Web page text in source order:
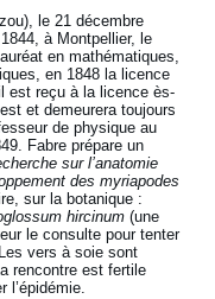
le 21 décembre
à Montpellier, le
en mathématiques,
en 1848 la licence
est reçu à la licence ès-
et demeurera toujours
de physique au
Fabre prépare un
sur l’anatomie
des myriapodes
sur la botanique :
hircinum (une
le consulte pour tenter
vers à soie sont
rencontre est fertile
l’épidémie.